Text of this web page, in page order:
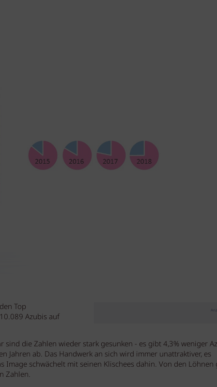
Top
Azubis auf
die Zahlen wieder stark gesunken - es gibt 4,3% weniger
Jahren ab. Das Handwerk an sich wird immer unattraktiver, es
schwächelt mit seinen Klischees dahin. Von den Löhnen
Zahlen.